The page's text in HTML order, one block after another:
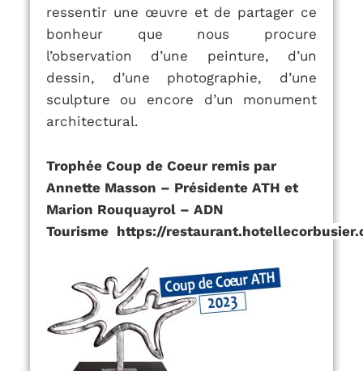
ressentir une œuvre et de partager ce
bonheur que nous procure
l’observation d’une peinture, d’un
dessin, d’une photographie, d’une
sculpture ou encore d’un monument
architectural.
Trophée Coup de Coeur remis par
Annette Masson – Présidente ATH et
Marion Rouquayrol – ADN
Tourisme https://